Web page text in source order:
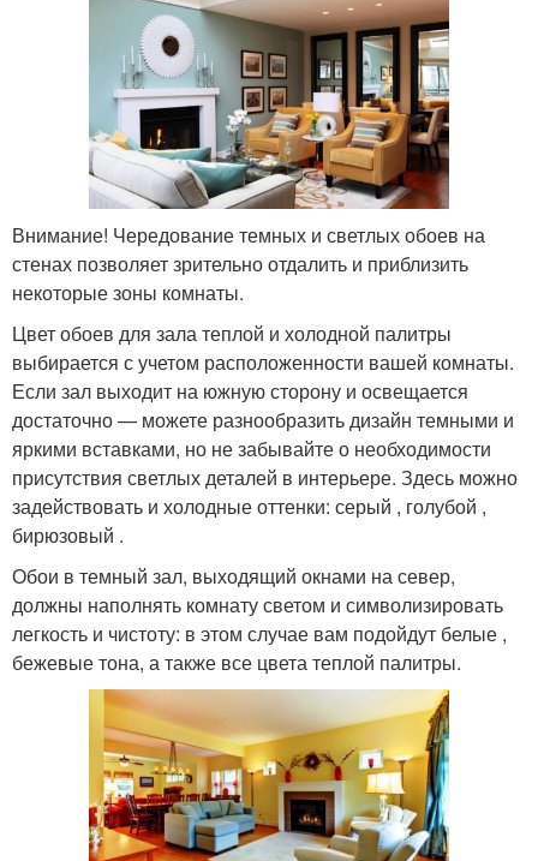
Внимание! Чередование темных и светлых обоев на
стенах позволяет зрительно отдалить и приблизить
некоторые зоны комнаты.
Цвет обоев для зала теплой и холодной палитры
выбирается с учетом расположенности вашей комнаты.
Если зал выходит на южную сторону и освещается
достаточно — можете разнообразить дизайн темными и
яркими вставками, но не забывайте о необходимости
присутствия светлых деталей в интерьере. Здесь можно
задействовать и холодные оттенки: серый , голубой ,
бирюзовый .
Обои в темный зал, выходящий окнами на север,
должны наполнять комнату светом и символизировать
легкость и чистоту: в этом случае вам подойдут белые ,
бежевые тона, а также все цвета теплой палитры.